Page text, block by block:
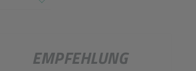
EMPFEHLUNG